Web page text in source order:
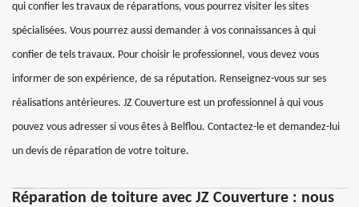
qui confier les travaux de réparations, vous pourrez visiter les sites
spécialisées. Vous pourrez aussi demander à vos connaissances à qui
confier de tels travaux. Pour choisir le professionnel, vous devez vous
informer de son expérience, de sa réputation. Renseignez-vous sur ses
réalisations antérieures. JZ Couverture est un professionnel à qui vous
pouvez vous adresser si vous êtes à Belflou. Contactez-le et demandez-lui
un devis de réparation de votre toiture.
Réparation de toiture avec JZ Couverture : nous